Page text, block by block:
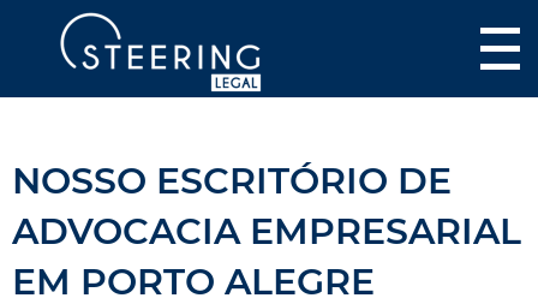
NOSSO ESCRITÓRIO DE
ADVOCACIA EMPRESARIAL
EM PORTO ALEGRE